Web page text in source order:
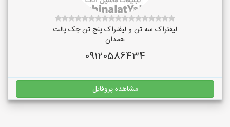
لیفتراک سه تن و لیفتراک پنج تن جک پالت
همدان
09120586434
مشاهده پروفایل